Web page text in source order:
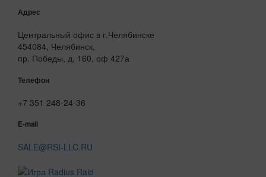
Адрес
Центральный офис в г.Челябинске
454084, Челябинск,
пр. Победы, д. 160, оф 427а
Телефон
+7 351 248-24-36
E-mail
SALE@RSI-LLC.RU